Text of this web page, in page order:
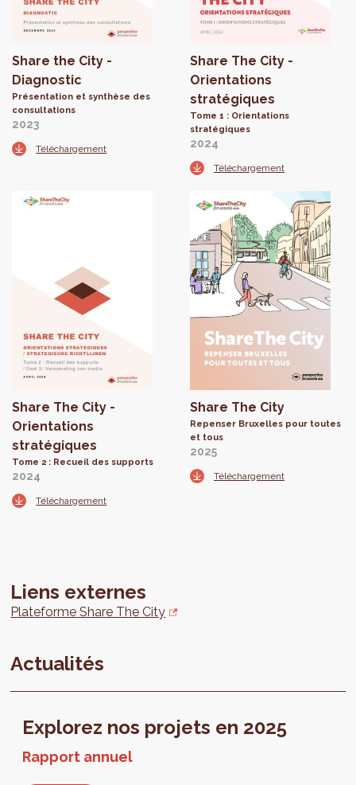
Share the City -
Diagnostic
Présentation et synthèse des
consultations
2023
Téléchargement
Share The City -
Orientations
stratégiques
Tome 1 : Orientations
stratégiques
2024
Téléchargement
Share The City -
Orientations
stratégiques
Tome 2 : Recueil des supports
2024
Téléchargement
Share The City
Repenser Bruxelles pour toutes
et tous
2025
Téléchargement
Liens externes
Plateforme Share The City
Actualités
Explorez nos projets en 2025
Rapport annuel